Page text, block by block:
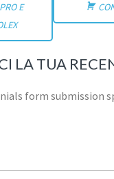
E
LA TUA